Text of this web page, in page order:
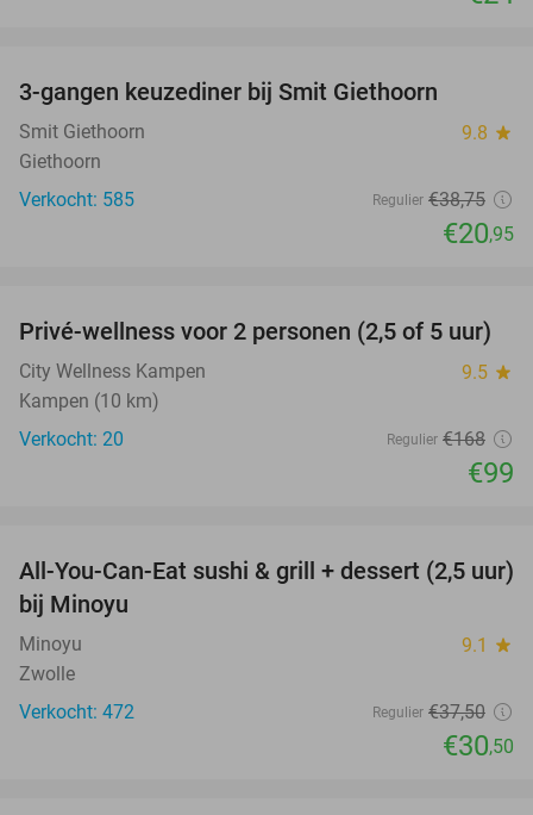
3-gangen keuzediner bij Smit Giethoorn
Smit Giethoorn 9.8 star
Giethoorn
Verkocht: 585
Regulier €38,75
€20,95
41%
Privé-wellness voor 2 personen (2,5 of 5 uur)
City Wellness Kampen 9.5 star
Kampen (10 km)
Verkocht: 20
Regulier €168
€99
19%
All-You-Can-Eat sushi & grill + dessert (2,5 uur)
bij Minoyu
Minoyu 9.1 star
Zwolle
Verkocht: 472
Regulier €37,50
€30,50